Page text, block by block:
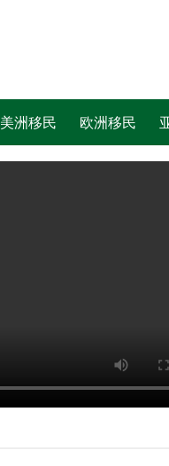
美洲移民 欧洲移民